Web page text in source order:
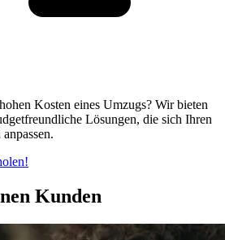
Kosten eines Umzugs? Wir bieten
Lösungen, die sich Ihren
Kunden